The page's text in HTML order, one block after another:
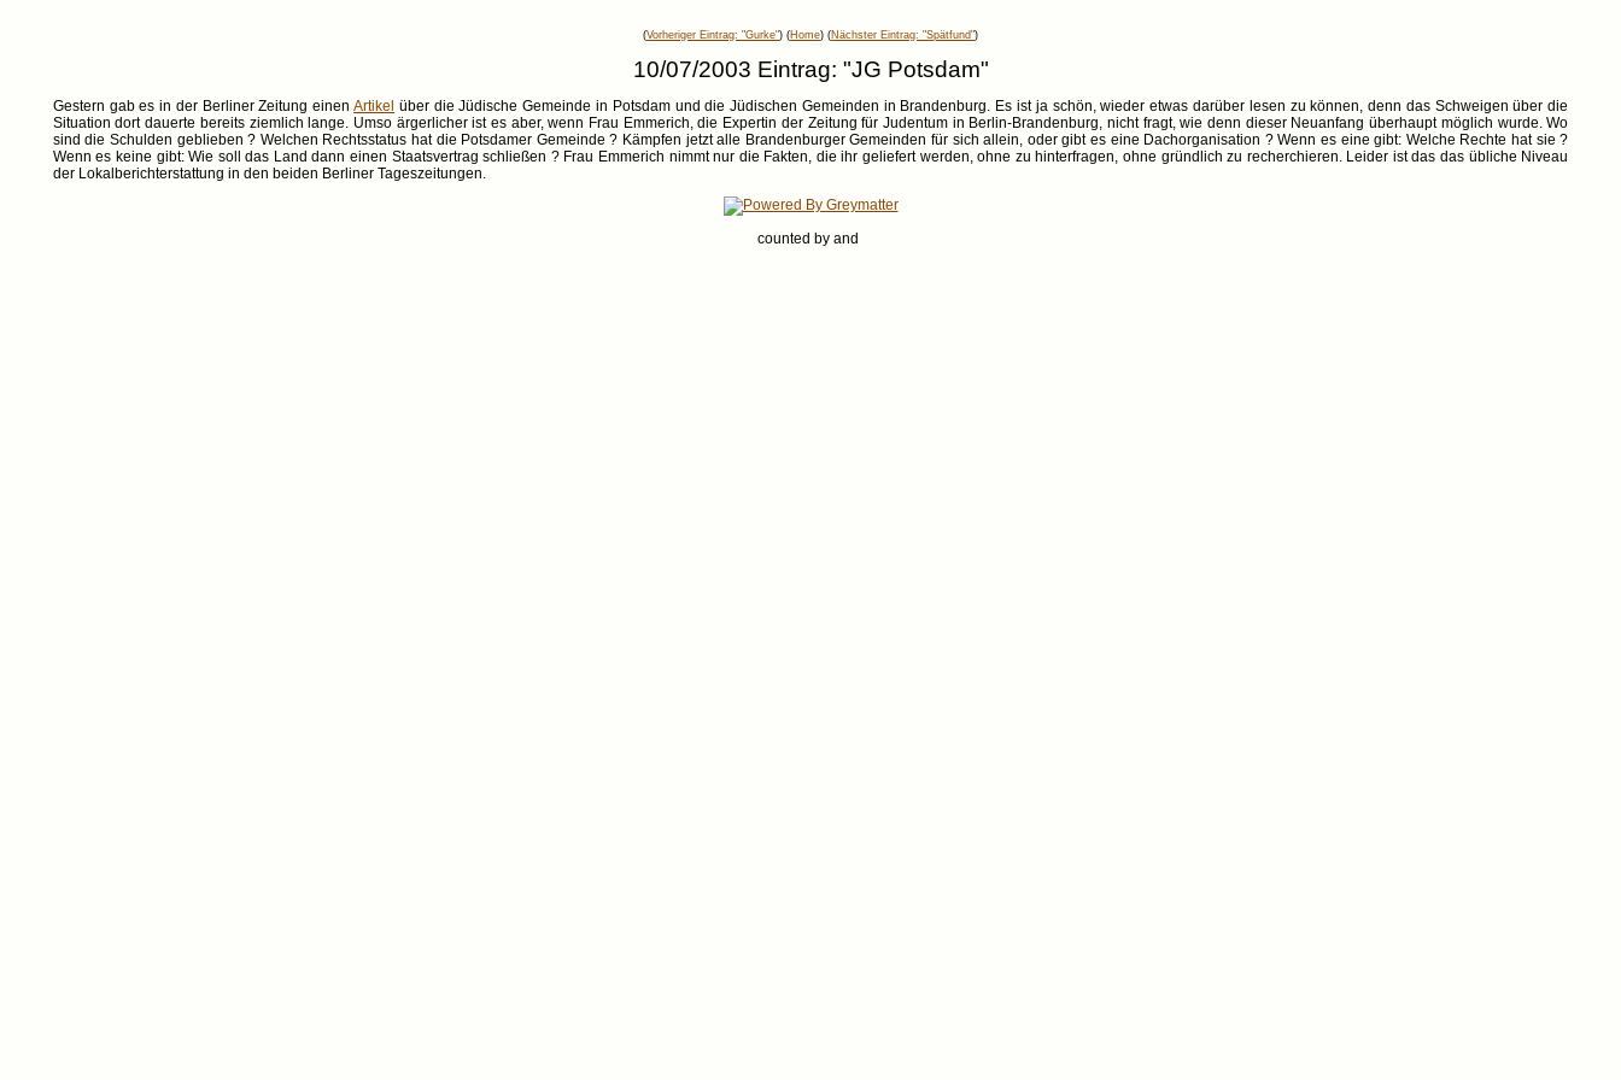
(Vorheriger Eintrag: "Gurke") (Home) (Nächster Eintrag: "Spätfund")
10/07/2003 Eintrag: "JG Potsdam"
Gestern gab es in der Berliner Zeitung einenArtikel über die Jüdische Gemeinde in Potsdam und die Jüdischen Gemeinden in Brandenburg. Es ist ja schön, wieder etwas darüber lesen zu können, denn das Schweigen über die
Situation dort dauerte bereits ziemlich lange. Umso ärgerlicher ist es aber, wenn Frau Emmerich, die Expertin der Zeitung für Judentum in Berlin-Brandenburg, nicht fragt, wie denn dieser Neuanfang überhaupt möglich wurde. Wo
sind die Schulden geblieben ? Welchen Rechtsstatus hat die Potsdamer Gemeinde ? Kämpfen jetzt alle Brandenburger Gemeinden für sich allein, oder gibt es eine Dachorganisation ? Wenn es eine gibt: Welche Rechte hat sie ?
Wenn es keine gibt: Wie soll das Land dann einen Staatsvertrag schließen ? Frau Emmerich nimmt nur die Fakten, die ihr geliefert werden, ohne zu hinterfragen, ohne gründlich zu recherchieren. Leider ist das das übliche Niveau
der Lokalberichterstattung in den beiden Berliner Tageszeitungen.
counted by and